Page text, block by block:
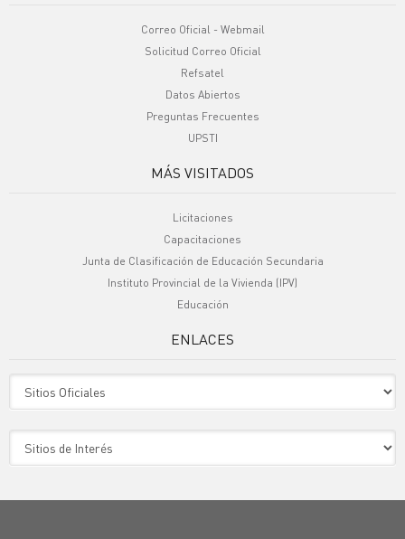
Correo Oficial - Webmail
Solicitud Correo Oficial
Refsatel
Datos Abiertos
Preguntas Frecuentes
UPSTI
MÁS VISITADOS
Licitaciones
Capacitaciones
Junta de Clasificación de Educación Secundaria
Instituto Provincial de la Vivienda (IPV)
Educación
ENLACES